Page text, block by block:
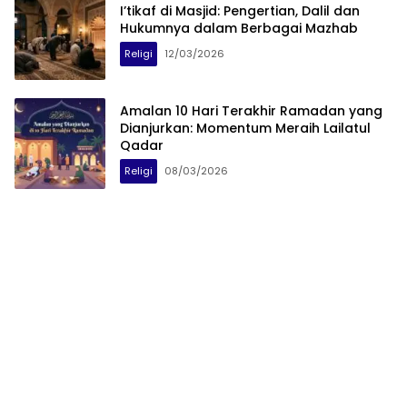
I’tikaf di Masjid: Pengertian, Dalil dan
Hukumnya dalam Berbagai Mazhab
Religi 12/03/2026
Amalan 10 Hari Terakhir Ramadan yang
Dianjurkan: Momentum Meraih Lailatul
Qadar
Religi 08/03/2026